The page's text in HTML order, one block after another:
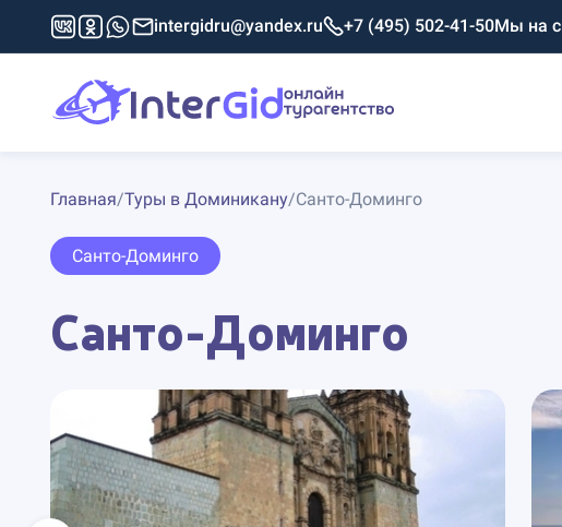
intergidru@yandex.ru +7 (495) 502-41-50Мы на
Главная/Туры в Доминикану/Санто-Доминго
Санто-Доминго
Санто-Доминго